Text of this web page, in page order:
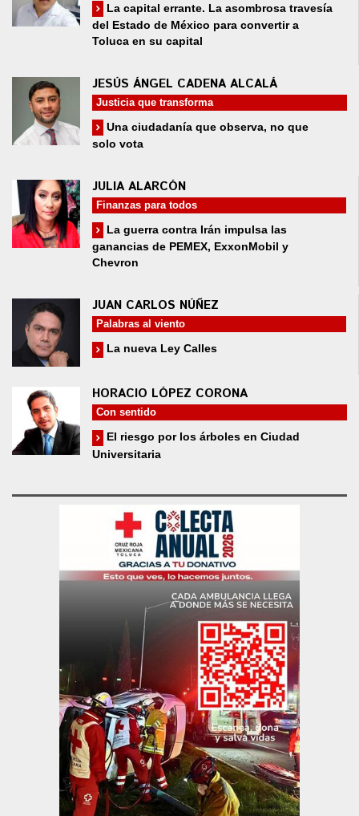
La capital errante. La asombrosa travesía
del Estado de México para convertir a
Toluca en su capital
JESÚS ÁNGEL CADENA ALCALÁ
Justicia que transforma
Una ciudadanía que observa, no que
solo vota
JULIA ALARCÓN
Finanzas para todos
La guerra contra Irán impulsa las
ganancias de PEMEX, ExxonMobil y
Chevron
JUAN CARLOS NÚÑEZ
Palabras al viento
La nueva Ley Calles
HORACIO LÓPEZ CORONA
Con sentido
El riesgo por los árboles en Ciudad
Universitaria